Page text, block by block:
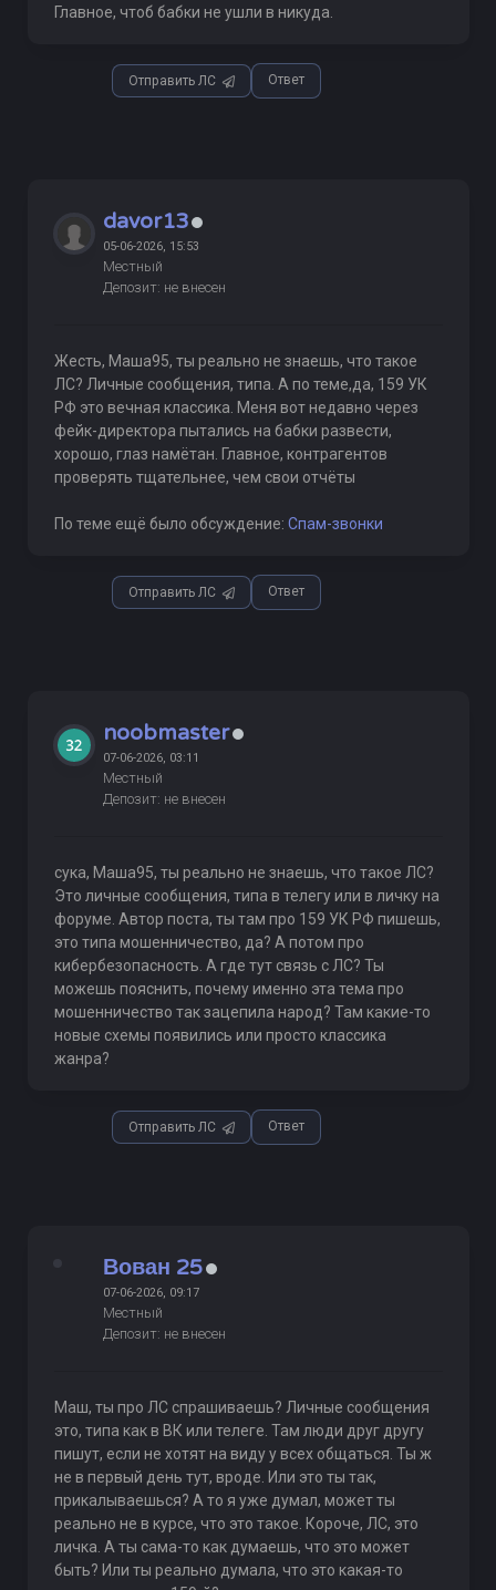
Главное, чтоб бабки не ушли в никуда.
Отправить ЛС Ответ
davor13
05-06-2026, 15:53
Местный
Депозит: не внесен
Жесть, Маша95, ты реально не знаешь, что такое
ЛС? Личные сообщения, типа. А по теме,да, 159 УК
РФ это вечная классика. Меня вот недавно через
фейк-директора пытались на бабки развести,
хорошо, глаз намётан. Главное, контрагентов
проверять тщательнее, чем свои отчёты
По теме ещё было обсуждение: Спам-звонки
Отправить ЛС Ответ
noobmaster
07-06-2026, 03:11
Местный
Депозит: не внесен
сука, Маша95, ты реально не знаешь, что такое ЛС?
Это личные сообщения, типа в телегу или в личку на
форуме. Автор поста, ты там про 159 УК РФ пишешь,
это типа мошенничество, да? А потом про
кибербезопасность. А где тут связь с ЛС? Ты
можешь пояснить, почему именно эта тема про
мошенничество так зацепила народ? Там какие-то
новые схемы появились или просто классика
жанра?
Отправить ЛС Ответ
Вован 25
07-06-2026, 09:17
Местный
Депозит: не внесен
Маш, ты про ЛС спрашиваешь? Личные сообщения
это, типа как в ВК или телеге. Там люди друг другу
пишут, если не хотят на виду у всех общаться. Ты ж
не в первый день тут, вроде. Или это ты так,
прикалываешься? А то я уже думал, может ты
реально не в курсе, что это такое. Короче, ЛС, это
личка. А ты сама-то как думаешь, что это может
быть? Или ты реально думала, что это какая-то